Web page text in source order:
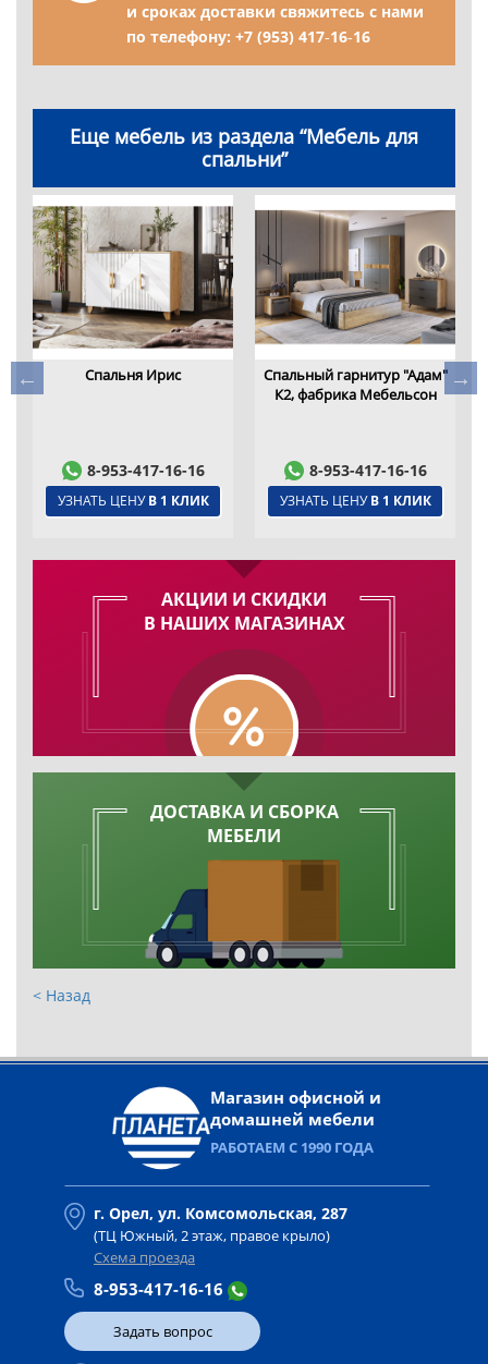
и сроках доставки свяжитесь с нами
по телефону: +7 (953) 417‑16‑16
Еще мебель из раздела “Мебель для
спальни”
Спальня Ирис
8-953-417-16-16
УЗНАТЬ ЦЕНУВ 1 КЛИК
Спальный гарнитур "Адам"
К2, фабрика Мебельсон
8-953-417-16-16
УЗНАТЬ ЦЕНУВ 1 КЛИК
АКЦИИ И СКИДКИ
В НАШИХ МАГАЗИНАХ
ДОСТАВКА И СБОРКА
МЕБЕЛИ
< Назад
Магазин офисной и
домашней мебели
РАБОТАЕМ С 1990 ГОДА
г. Орел, ул. Комсомольская, 287
(ТЦ Южный, 2 этаж, правое крыло)
Схема проезда
8-953-417-16-16
Задать вопрос